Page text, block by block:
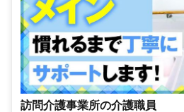
訪問介護事業所の介護職員